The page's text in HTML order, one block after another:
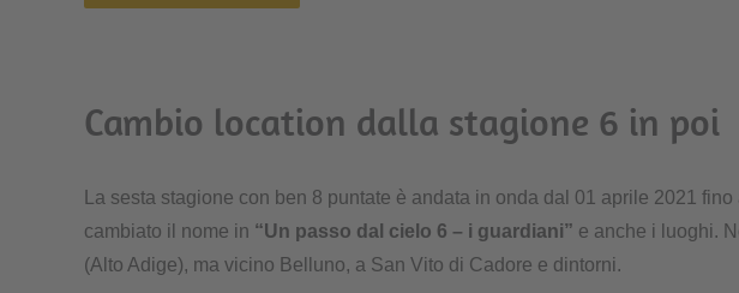
Cambio location dalla stagione 6 in poi
La sesta stagione con ben 8 puntate è andata in onda dal 01 aprile 2021
cambiato il nome in “Un passo dal cielo 6 – i guardiani” e anche i luoghi.
(Alto Adige), ma vicino Belluno, a San Vito di Cadore e dintorni.